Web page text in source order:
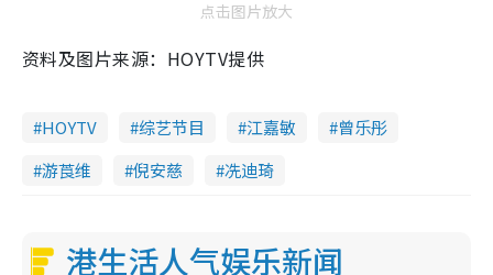
点击图片放大
资料及图片来源：HOYTV提供
HOYTV 综艺节目 江嘉敏
曾乐彤
游莨维
倪安慈 冼迪琦
港生活人气娱乐新闻